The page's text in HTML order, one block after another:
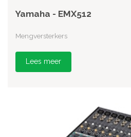
Yamaha - EMX512
Mengversterkers
Lees meer